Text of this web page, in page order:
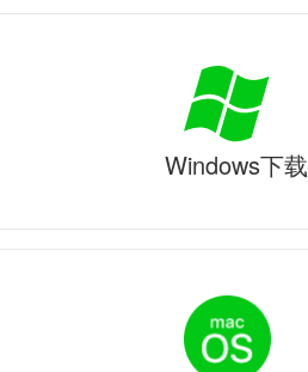
Windows下载